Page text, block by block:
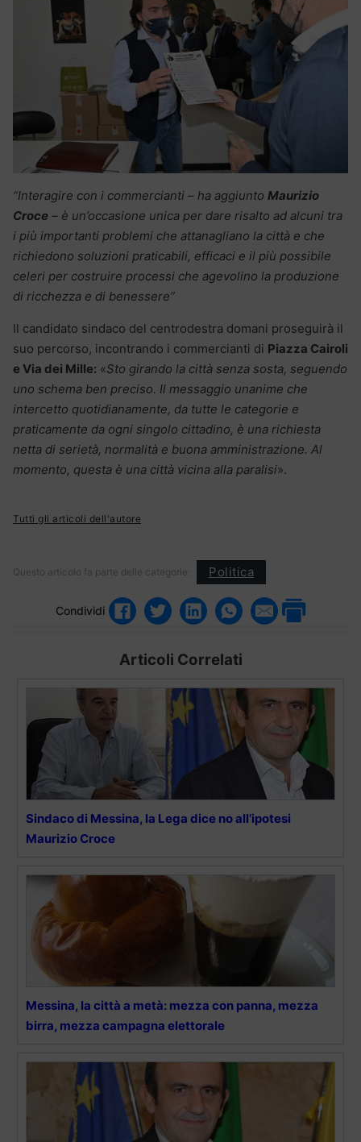
“Interagire con i commercianti – ha aggiunto Maurizio
Croce – è un’occasione unica per dare risalto ad alcuni tra
i più importanti problemi che attanagliano la città e che
richiedono soluzioni praticabili, efficaci e il più possibile
celeri per costruire processi che agevolino la produzione
di ricchezza e di benessere”
Il candidato sindaco del centrodestra domani proseguirà il
suo percorso, incontrando i commercianti di Piazza Cairoli
e Via dei Mille: «Sto girando la città senza sosta, seguendo
uno schema ben preciso. Il messaggio unanime che
intercetto quotidianamente, da tutte le categorie e
praticamente da ogni singolo cittadino, è una richiesta
netta di serietà, normalità e buona amministrazione. Al
momento, questa è una città vicina alla paralisi».
Tutti gli articoli dell'autore
Questo articolo fa parte delle categorie: Politica
Condividi
Articoli Correlati
Sindaco di Messina, la Lega dice no all’ipotesi
Maurizio Croce
Messina, la città a metà: mezza con panna, mezza
birra, mezza campagna elettorale